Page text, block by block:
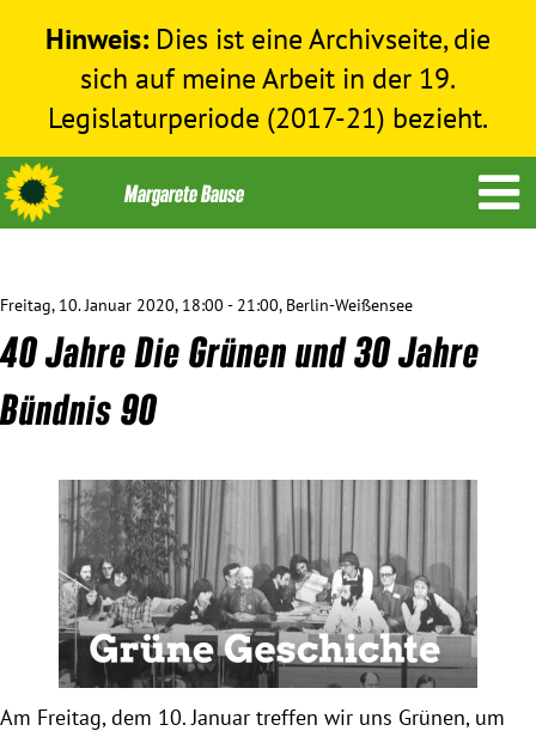
Hinweis: Dies ist eine Archivseite, die
sich auf meine Arbeit in der 19.
Legislaturperiode (2017-21) bezieht.
Themen
Menschenrechte
Bundestag 2017-2021
Obfrau im Ausschuss für Menschenrechte und
humanitäre Hilfe
Mein Abstimmungsverhalten
Freitag, 10. Januar 2020, 18:00 - 21:00, Berlin-Weißensee
40 Jahre Die Grünen und 30 Jahre
Bündnis 90
Am Freitag, dem 10. Januar treffen wir uns Grünen, um